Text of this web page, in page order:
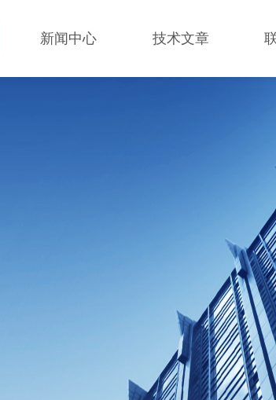
新闻中心 技术文章